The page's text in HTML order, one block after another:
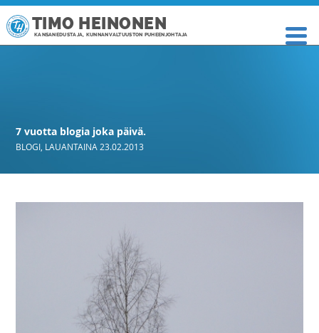
TIMO HEINONEN
KANSANEDUSTAJA, KUNNANVALTUUSTON PUHEENJOHTAJA
7 vuotta blogia joka päivä.
BLOGI LAUANTAINA 23.02.2013